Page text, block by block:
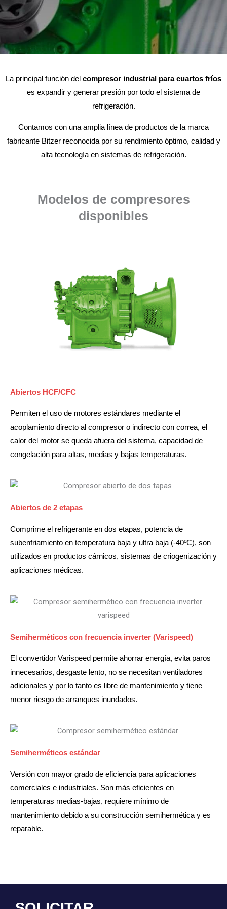
La principal función del compresor industrial para cuartos fríos
es expandir y generar presión por todo el sistema de
refrigeración.
Contamos con una amplia línea de productos de la marca
fabricante Bitzer reconocida por su rendimiento óptimo, calidad y
alta tecnología en sistemas de refrigeración.
Modelos de compresores
disponibles
Abiertos HCF/CFC
Permiten el uso de motores estándares mediante el
acoplamiento directo al compresor o indirecto con correa, el
calor del motor se queda afuera del sistema, capacidad de
congelación para altas, medias y bajas temperaturas.
Abiertos de 2 etapas
Comprime el refrigerante en dos etapas, potencia de
subenfriamiento en temperatura baja y ultra baja (-40ºC), son
utilizados en productos cárnicos, sistemas de criogenización y
aplicaciones médicas.
Semiherméticos con frecuencia inverter (Varispeed)
El convertidor Varispeed permite ahorrar energía, evita paros
innecesarios, desgaste lento, no se necesitan ventiladores
adicionales y por lo tanto es libre de mantenimiento y tiene
menor riesgo de arranques inundados.
Semiherméticos estándar
Versión con mayor grado de eficiencia para aplicaciones
comerciales e industriales. Son más eficientes en
temperaturas medias-bajas, requiere mínimo de
mantenimiento debido a su construcción semihermética y es
reparable.